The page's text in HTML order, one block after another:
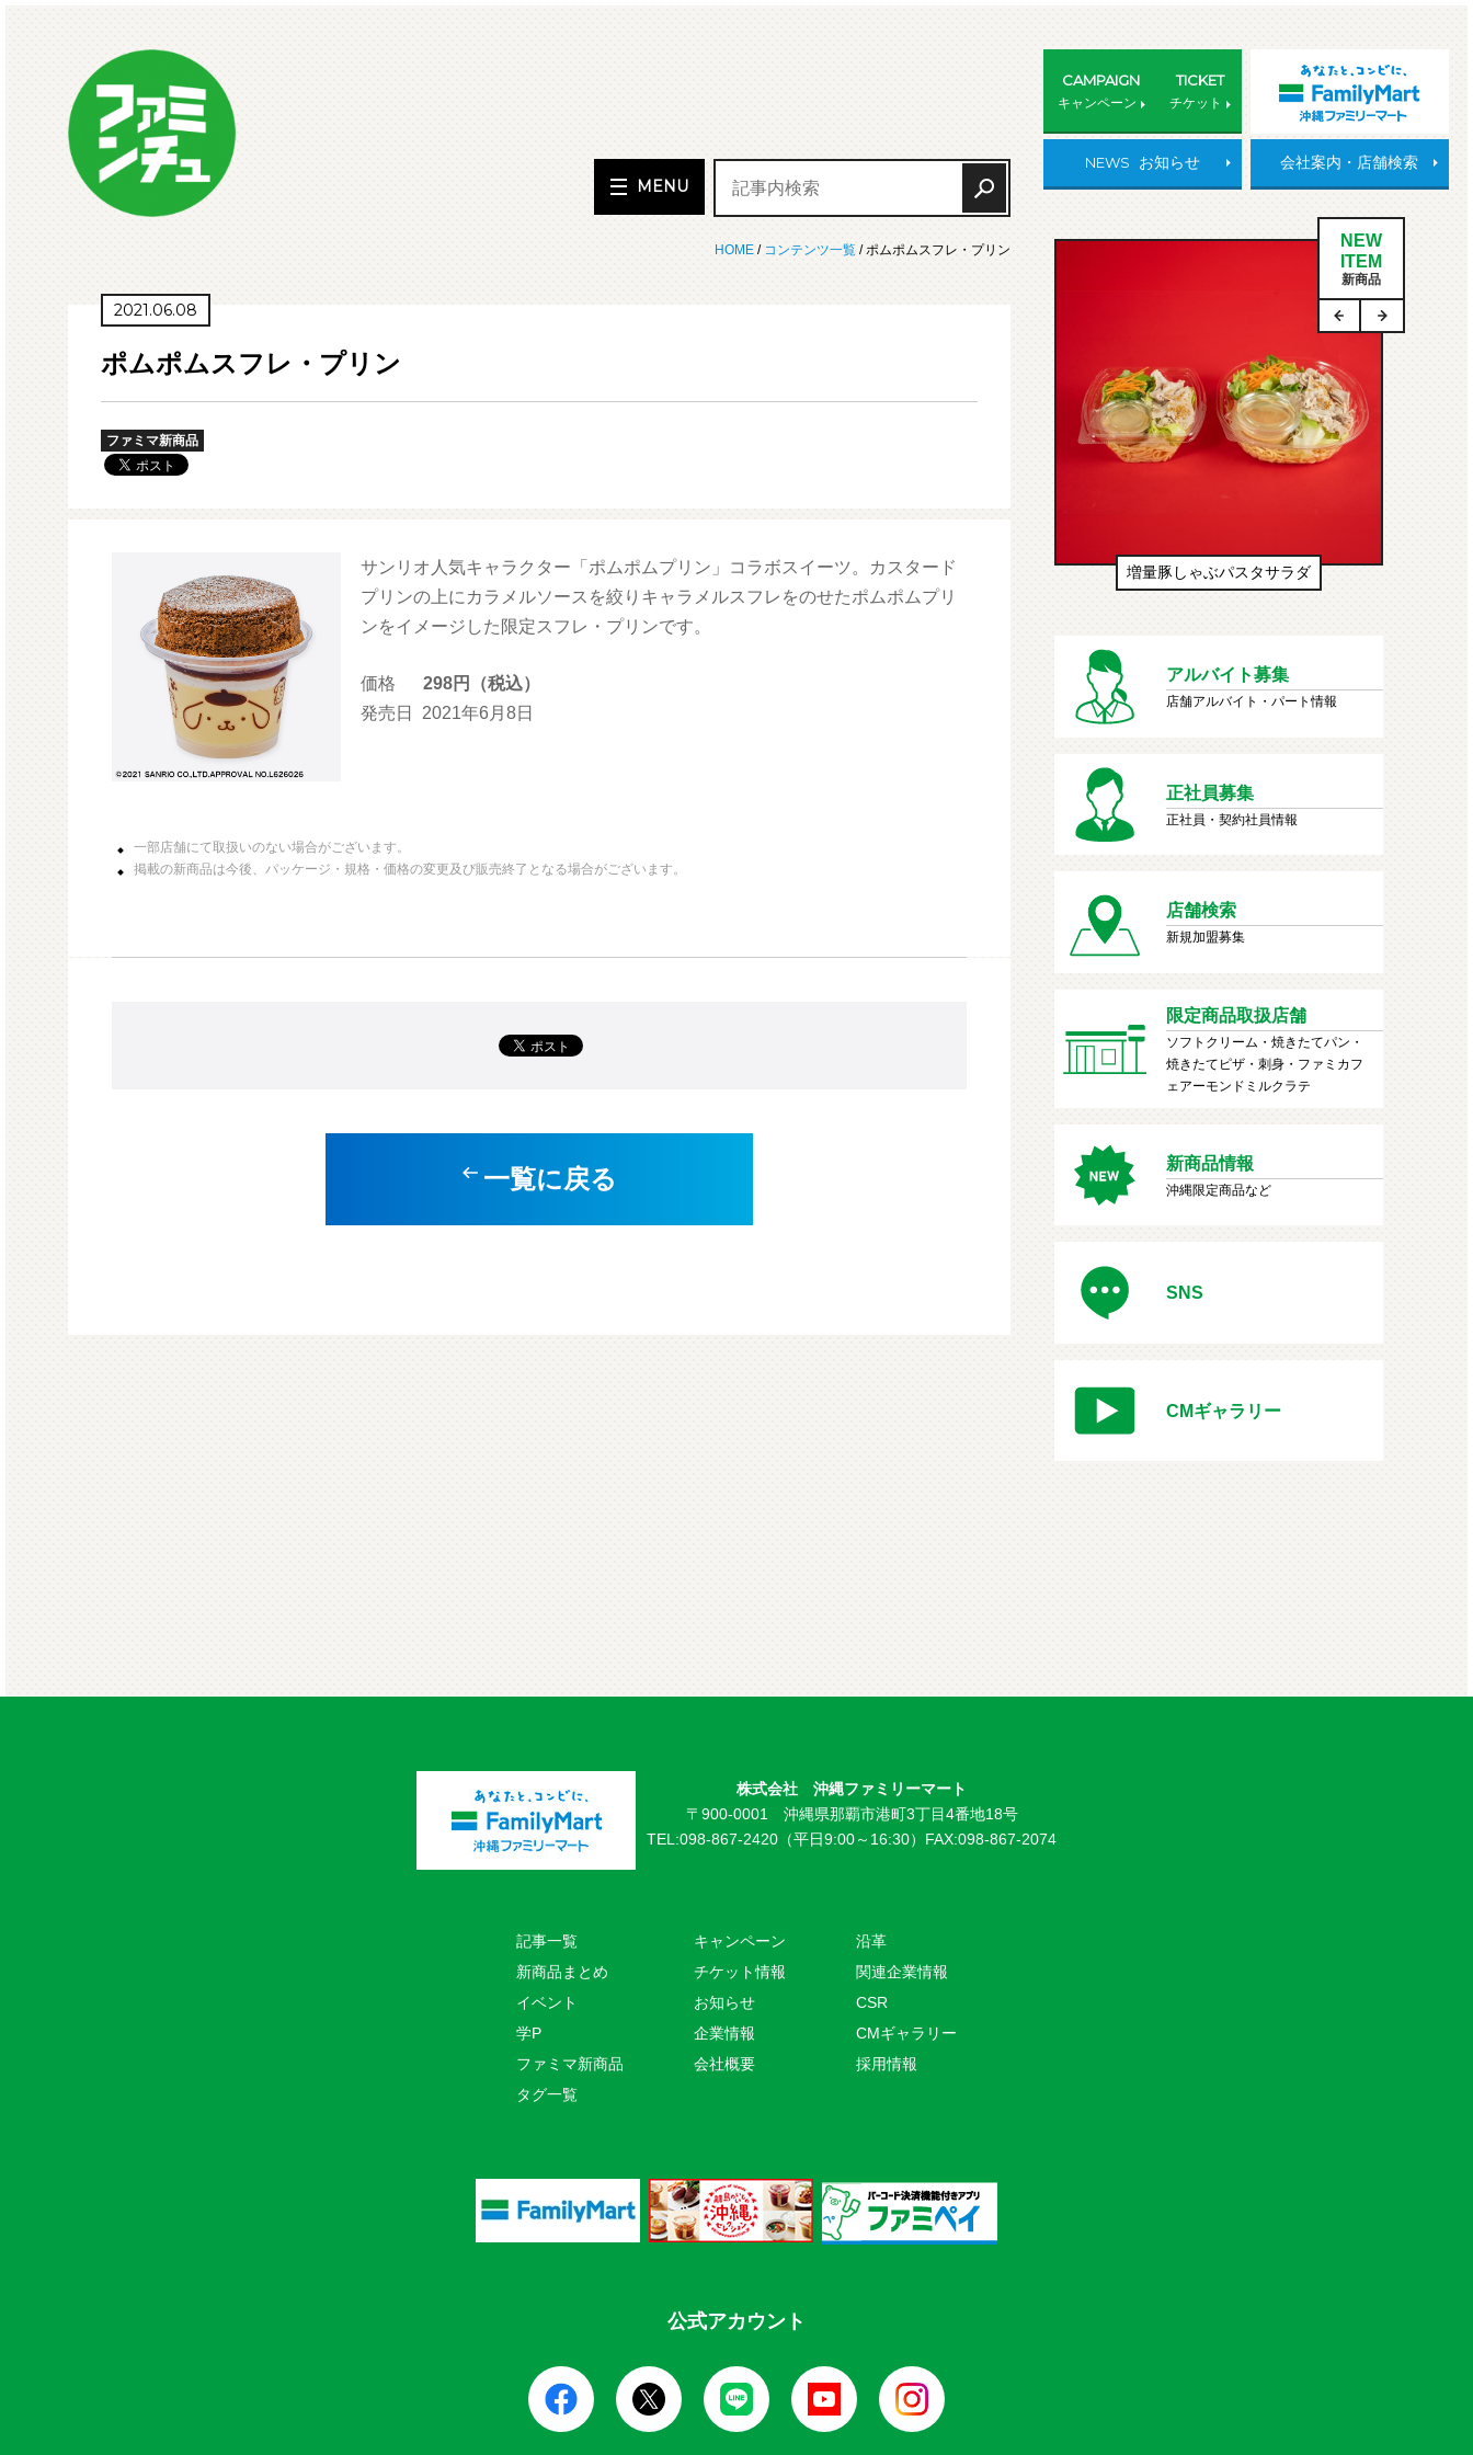
MENU
CAMPAIGN
キャンペーン
TICKET
チケット
NEWS お知らせ 会社案内・店舗検索
HOME / コンテンツ一覧 / ポムポムスフレ・プリン
2021.06.08
ポムポムスフレ・プリン
ファミマ新商品
サンリオ人気キャラクター「ポムポムプリン」コラボスイーツ。カスタード
プリンの上にカラメルソースを絞りキャラメルスフレをのせたポムポムプリ
ンをイメージした限定スフレ・プリンです。
価格
298円（税込）
発売日
2021年6月8日
一部店舗にて取扱いのない場合がございます。
掲載の新商品は今後、パッケージ・規格・価格の変更及び販売終了となる場合がございます。
一覧に戻る
NEW
ITEM
新商品
モルガサンリオ（プクプクシー
ル）
増量 ファミマ・ザ・クレープ 生
チョコ
増量豚しゃぶパスタサラダ
アルバイト募集
店舗アルバイト・パート情報
正社員募集
正社員・契約社員情報
店舗検索
新規加盟募集
限定商品取扱店舗
ソフトクリーム・焼きたてパン・
焼きたてピザ・刺身・ファミカフ
ェアーモンドミルクラテ
新商品情報
沖縄限定商品など
SNS
CMギャラリー
株式会社 沖縄ファミリーマート
〒900-0001 沖縄県那覇市港町3丁目4番地18号
TEL:098-867-2420（平日9:00～16:30） FAX:098-867-2074
記事一覧
新商品まとめ
イベント
学P
ファミマ新商品
タグ一覧
キャンペーン
チケット情報
お知らせ
企業情報
会社概要
沿革
関連企業情報
CSR
CMギャラリー
採用情報
公式アカウント